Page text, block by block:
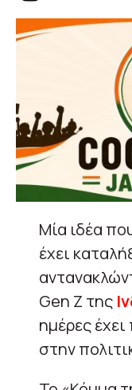
Μία ιδέα
έχει
Gen Z της
ημέρες
στην